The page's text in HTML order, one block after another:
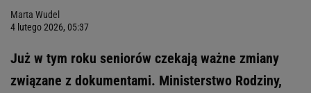
Marta Wudel
4 lutego 2026, 05:37
Już w tym roku seniorów czekają ważne zmiany
związane z dokumentami. Ministerstwo Rodziny,